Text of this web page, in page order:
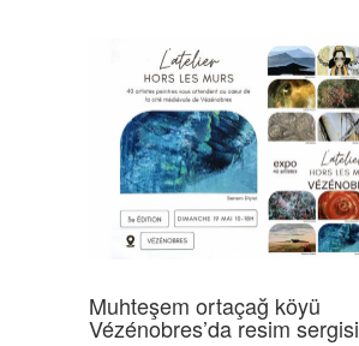
Muhteşem ortaçağ köyü
Vézénobres’da resim sergisi